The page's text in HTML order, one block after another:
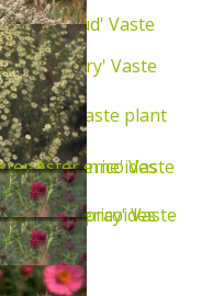
'Pink Cloud' Vaste
'Snowflurry' Vaste
'Lovely'Vaste plant
'Schneetanne' Vaste
'Golden Spray'Vaste
Aster ericoides
Aster ericoides